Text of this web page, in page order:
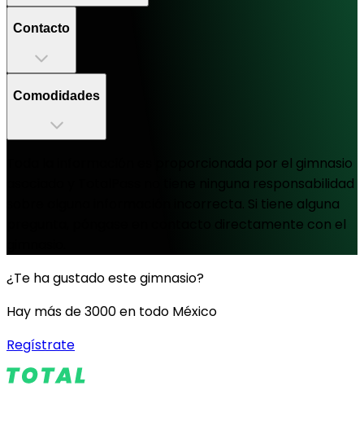
Contacto
Comodidades
Toda la información es proporcionada por el gimnasio
asociado y TotalPass no tiene ninguna responsabilidad
sobre alguna información incorrecta. Si tiene alguna
pregunta, póngase en contacto directamente con el
¿Te ha gustado este gimnasio?
Hay más de 3000 en todo México
Regístrate